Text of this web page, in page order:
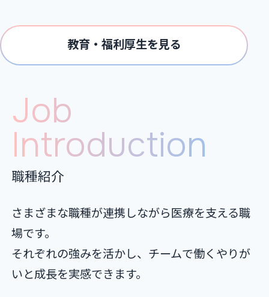
教育・福利厚生を見る
Job
Introduction
職種紹介
さまざまな職種が連携しながら医療を⽀える職
場です。
それぞれの強みを活かし、チームで働くやりが
いと成⻑を実感できます。